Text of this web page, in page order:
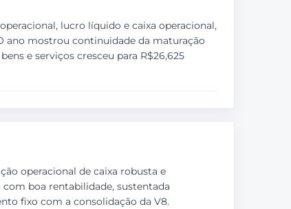
lucro líquido e caixa operacional,
ano mostrou continuidade da maturação
e serviços cresceu para R$26,625
operacional de caixa robusta e
boa rentabilidade, sustentada
fixo com a consolidação da V8.